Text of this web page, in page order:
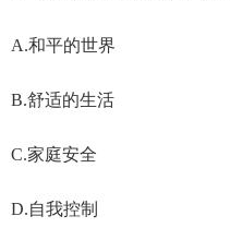
A.和平的世界
B.舒适的生活
C.家庭安全
D.自我控制